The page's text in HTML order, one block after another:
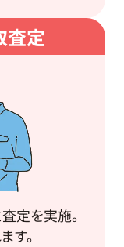
査定
定を実施。
す。